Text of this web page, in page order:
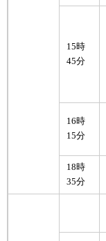
15時
45分
16時
15分
18時
35分